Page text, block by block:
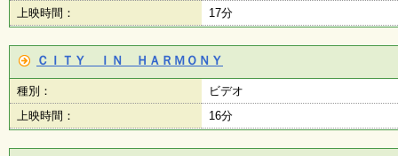
上映時間：
17分
ＣＩＴＹ ＩＮ ＨＡＲＭＯＮＹ
種別：
ビデオ
上映時間：
16分